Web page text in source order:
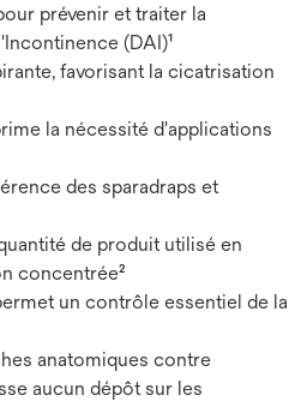
prévenir et traiter la
(DAI)¹
favorisant la cicatrisation
la nécessité d'applications
des sparadraps et
de produit utilisé en
concentrée²
un contrôle essentiel de la
anatomiques contre
aucun dépôt sur les